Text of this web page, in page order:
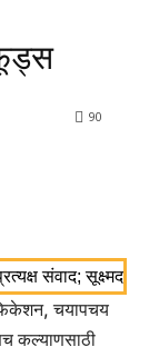
90
प्रत्यक्ष संवाद;
चयापचय
कल्याणसाठी